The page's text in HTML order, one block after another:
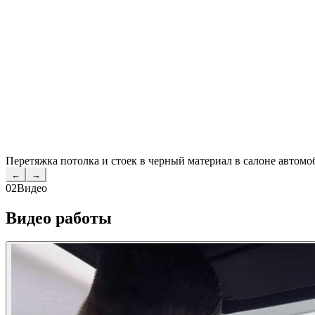
Перетяжка потолка и стоек в черный материал в салоне
← →
02Видео
Видео работы